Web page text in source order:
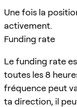
Une fois la
activement.
Funding rate
Le funding rate
toutes les 8
fréquence peut
ta direction, il